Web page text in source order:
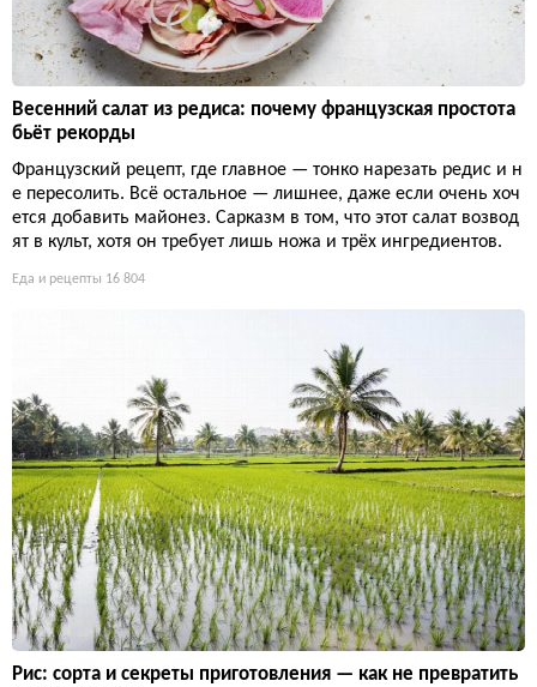
Весенний салат из редиса: почему французская простота
бьёт рекорды
Французский рецепт, где главное — тонко нарезать редис и н
е пересолить. Всё остальное — лишнее, даже если очень хоч
ется добавить майонез. Сарказм в том, что этот салат возвод
ят в культ, хотя он требует лишь ножа и трёх ингредиентов.
Еда и рецепты 16 804
Рис: сорта и секреты приготовления — как не превратить